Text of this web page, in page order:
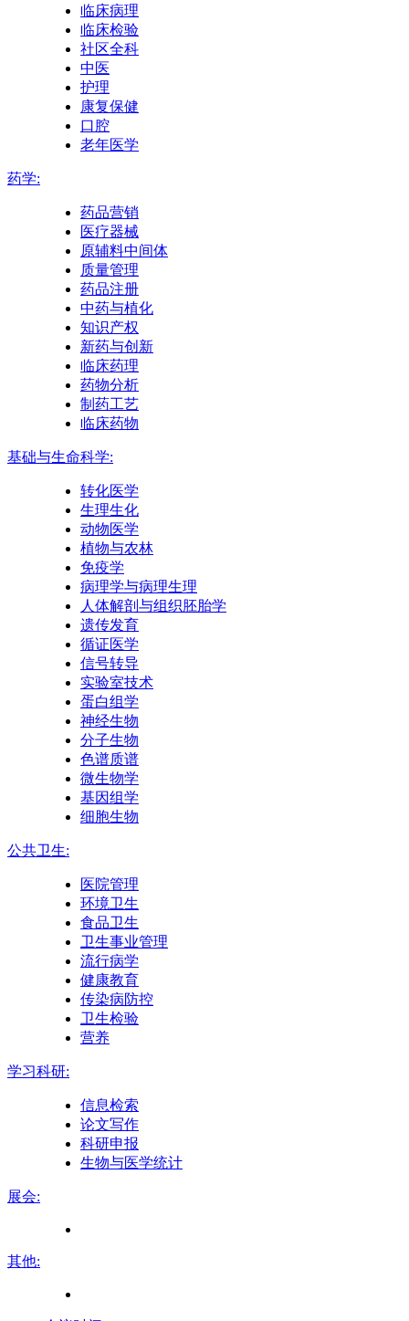
临床病理
临床检验
社区全科
中医
护理
康复保健
口腔
老年医学
药学:
药品营销
医疗器械
原辅料中间体
质量管理
药品注册
中药与植化
知识产权
新药与创新
临床药理
药物分析
制药工艺
临床药物
基础与生命科学:
转化医学
生理生化
动物医学
植物与农林
免疫学
病理学与病理生理
人体解剖与组织胚胎学
遗传发育
循证医学
信号转导
实验室技术
蛋白组学
神经生物
分子生物
色谱质谱
微生物学
基因组学
细胞生物
公共卫生:
医院管理
环境卫生
食品卫生
卫生事业管理
流行病学
健康教育
传染病防控
卫生检验
营养
学习科研:
信息检索
论文写作
科研申报
生物与医学统计
展会:
其他: